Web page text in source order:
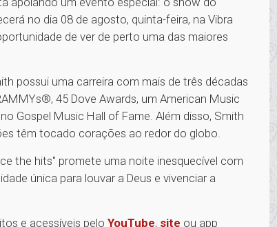
no dia 08 de agosto, quinta-feira, na Vibra
de ver de perto uma das maiores
possui uma carreira com mais de três décadas
45 Dove Awards, um American Music
Gospel Music Hall of Fame. Além disso, Smith
têm tocado corações ao redor do globo.
the hits" promete uma noite inesquecível com
única para louvar a Deus e vivenciar a
e acessíveis pelo YouTube, site ou app